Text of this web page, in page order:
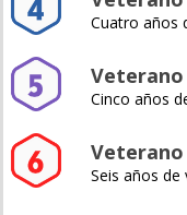
Cuatro años
Veterano
Cinco años
Veterano
Seis años de